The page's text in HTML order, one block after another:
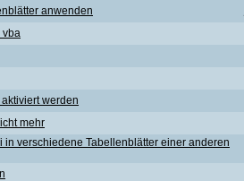
anwenden
vba
werden
mehr
in verschiedene Tabellenblätter einer anderen